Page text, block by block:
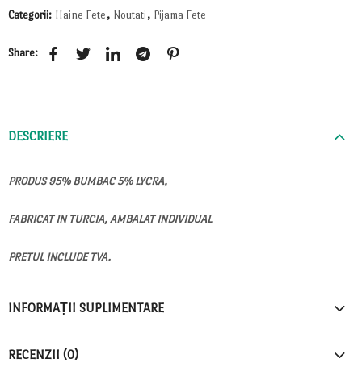
Categorii: Haine Fete , Noutati , Pijama Fete
Share:
DESCRIERE
PRODUS 95% BUMBAC 5% LYCRA,
FABRICAT IN TURCIA, AMBALAT INDIVIDUAL
PRETUL INCLUDE TVA.
INFORMAȚII SUPLIMENTARE
RECENZII (0)